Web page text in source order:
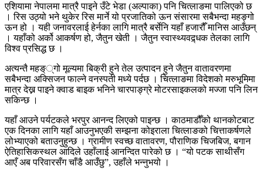
एशियामा नेपालमा मात्रै पाइने उँटे भेडा (अल्पाका) पनि चित्लाङमा पालिएको छ
। रिस उठ्यो भने थुकेर रिस मार्ने यो प्रजातिको ऊन संसारमा सबैभन्दा महङ्गो
ऊन हो । यही जनावरलाई हेर्नका लागि मात्रै बर्सेनि यहाँ हजारौँ मानिस आउँछन्
। यहाँको अर्को आकर्षण हो, जैतुन खेती । जैतुन स्वास्थ्यवद्र्धक तेलका लागि
विश्व प्रसिद्ध छ ।
अत्यन्तै महङ््गो मूल्यमा बिक्री हुने तेल उत्पादन हुने जैतुन वातावरणमा
सबैभन्दा अक्सिजन फाल्ने वनस्पती मध्ये पर्दछ । चित्लाङमा विदेशको मरुभूमिमा
मात्र देख्न पाइने क्वाड बाइक भनिने चारपाङ्ग्रे मोटरसाइकलको मज्जा पनि लिन
सकिन्छ ।
यहाँ आउने पर्यटकले भरपुर आनन्द लिएको पाइन्छ । काठमाडौँको थानकोटबाट
एक दिनका लागि यहाँ आउनुभएकी सम्झना कोइराला चित्लाङको चित्ताकर्षणले
लोभ्याएको बताउनुहुन्छ । ग्रामीण स्वच्छ वातावरण, पौराणिक चिजबिज, बगान
ऐतिहासिकस्थल आदिले उहाँलाई आनन्दित पारेको छ । “यो पटक साथीसँग
आएँ अब परिवारसँग चाँडै आउँछु”, उहाँले भन्नुभयो ।